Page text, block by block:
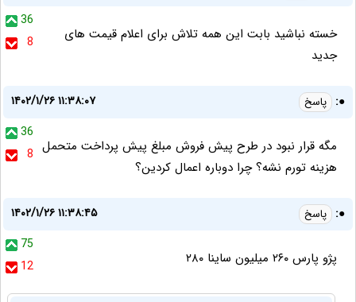
36
8
خسته نباشید بابت این همه تلاش برای اعلام قیمت های
جدید
●: پاسخ
۱۴۰۲/۱/۲۶ ۱۱:۳۸:۰۷
36
8 مگه قرار نبود در طرح پیش فروش مبلغ پیش پرداخت متحمل
هزینه تورم نشه؟ چرا دوباره اعمال کردین؟
●: پاسخ
۱۴۰۲/۱/۲۶ ۱۱:۳۸:۴۵
75
12
پژو پارس ۲۶۰ میلیون ساینا ۲۸۰